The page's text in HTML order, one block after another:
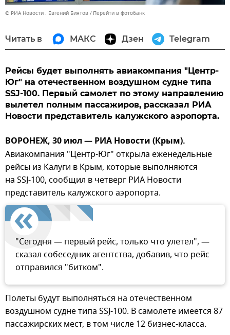
© РИА Новости . Евгений Биятов Перейти в фотобанк
Читать в МАКС Дзен Telegram
Рейсы будет выполнять авиакомпания "Центр-
Юг" на отечественном воздушном судне типа
SSJ-100. Первый самолет по этому направлению
вылетел полным пассажиров, рассказал РИА
Новости представитель калужского аэропорта.
ВОРОНЕЖ, 30 июл — РИА Новости (Крым).
Авиакомпания "Центр-Юг" открыла еженедельные
рейсы из Калуги в Крым, которые выполняются
на SSJ-100, сообщил в четверг РИА Новости
представитель калужского аэропорта.
"Сегодня — первый рейс, только что улетел", —
сказал собеседник агентства, добавив, что рейс
отправился "битком".
Полеты будут выполняться на отечественном
воздушном судне типа SSJ-100. В самолете имеется 87
пассажирских мест, в том числе 12 бизнес-класса.